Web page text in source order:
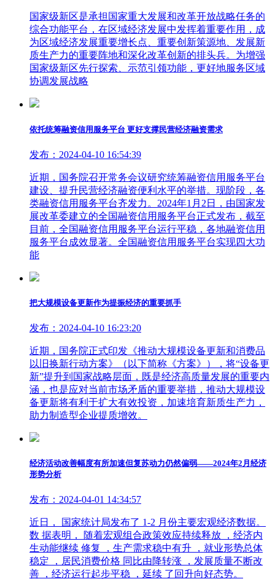
国家级新区是承担国家重大发展和改革开放战略任务的
综合功能平台，在区域经济发展中发挥着重要作用，成
为区域经济发展重要增长点、重要创新策源地、发展新
质生产力的重要阵地和深化改革创新的排头兵。为增强
国家级新区先行探索、示范引领功能，更好地服务区域
协调发展战略
依托统筹融资信用服务平台 更好支撑民营经济融资需求
发布：2024-04-10 16:54:39
近期，国务院召开常务会议研究统筹融资信用服务平台
建设、提升民营经济融资便利水平的举措。现阶段，各
类融资信用服务平台齐发力。2024年1月2日，由国家发
展改革委建立的全国融资信用服务平台正式发布，截至
目前，全国融资信用服务平台运行平稳，各地融资信用
服务平台成效显著。全国融资信用服务平台实现四大功
能
把大规模设备更新作为提振经济的重要抓手
发布：2024-04-10 16:23:20
近期，国务院正式印发《推动大规模设备更新和消费品
以旧换新行动方案》（以下简称《方案》），将“设备更
新”提升到国家战略层面，既是经济高质量发展的重要内
涵，也是应对当前市场矛盾的重要举措，推动大规模设
备更新将有利于扩大有效投资，加速培育新质生产力，
助力制造型企业提质增效。
经济活动改善幅度有所加速但复苏动力仍然偏弱——2024年2月经济
形势分析
发布：2024-04-01 14:34:57
近日， 国家统计局发布了 1-2 月份主要宏观经济数据。
数 据表明， 随着宏观组合政策效应持续释放 ，经济内
生动能继续 修复 ，生产需求稳中有升 ，就业形势总体
稳定 ，居民消费价格 同比由降转涨 ，发展质量不断改
善 ，经济运行起步平稳 ，延续 了回升向好态势。